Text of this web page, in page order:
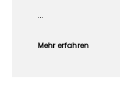
...
Mehr erfahren